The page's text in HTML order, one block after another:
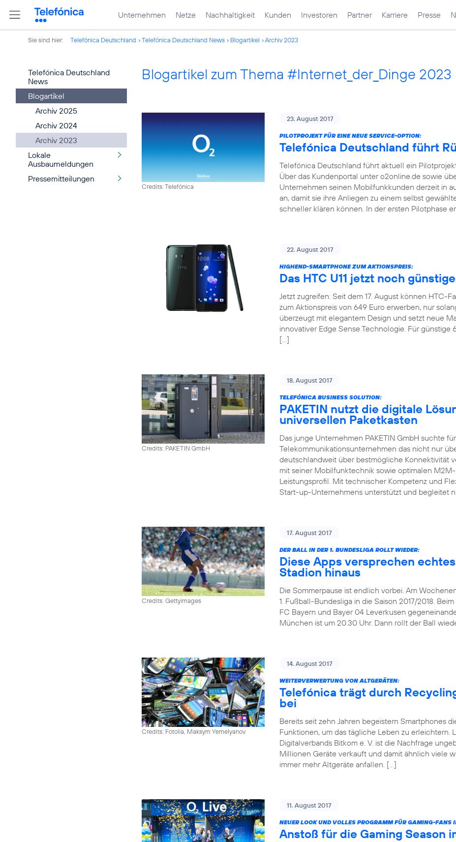
Unternehmen Netze Nachhaltigkeit Kunden Investoren Partner Karriere Presse
Sie sind hier: Telefónica Deutschland Telefónica Deutschland News Blogartikel Archiv 2023
Telefónica Deutschland
News
Blogartikel
Archiv 2025
Archiv 2024
Archiv 2023
Lokale
Ausbaumeldungen
Pressemitteilungen
Blogartikel zum Thema #Internet_der_Dinge 2023
Credits: Telefónica
23. August 2017
PILOTPROJEKT FÜR EINE NEUE SERVICE-OPTION:
Telefónica Deutschland führt
Telefónica Deutschland führt aktuell ein
Über das Kundenportal unter o2online.de sowie
Unternehmen seinen Mobilfunkkunden derzeit in
an, damit sie ihre Anliegen zu einem selbst
schneller klären können. In der ersten Pilotphase
22. August 2017
HIGHEND-SMARTPHONE ZUM AKTIONSPREIS:
Das HTC U11 jetzt noch
Jetzt zugreifen: Seit dem 17. August können HTC-
zum Aktionspreis von 649 Euro erwerben, nur
überzeugt mit elegantem Design und setzt neue
innovativer Edge Sense Technologie. Für günstige
[…]
Credits: PAKETIN GmbH
18. August 2017
TELEFÓNICA BUSINESS SOLUTION:
PAKETIN nutzt die digitale
universellen Paketkasten
Das junge Unternehmen PAKETIN GmbH suchte
Telekommunikationsunternehmen das nicht nur
deutschlandweit über bestmögliche Konnektivität
mit seiner Mobilfunktechnik sowie optimalen
Leistungsprofil. Mit technischer Kompetenz und
Start-up-Unternehmens unterstützt und begleitet
Credits: Gettyimages
17. August 2017
DER BALL IN DER 1. BUNDESLIGA ROLLT WIEDER:
Diese Apps versprechen
Stadion hinaus
Die Sommerpause ist endlich vorbei. Am
1. Fußball-Bundesliga in die Saison 2017/2018.
FC Bayern und Bayer 04 Leverkusen
München ist um 20.30 Uhr. Dann rollt der Ball
Credits: Fotolia, Maksym Yemelyanov
14. August 2017
WEITERVERWERTUNG VON ALTGERÄTEN:
Telefónica trägt durch
bei
Bereits seit zehn Jahren begeistern Smartphones
Funktionen, um das tägliche Leben zu erleichtern.
Digitalverbands Bitkom e. V. ist die Nachfrage
Millionen Geräte verkauft und damit ähnlich viele
immer mehr Altgeräte anfallen. […]
11. August 2017
NEUER LOOK UND VOLLES PROGRAMM FÜR GAMING-FANS
Anstoß für die Gaming Season